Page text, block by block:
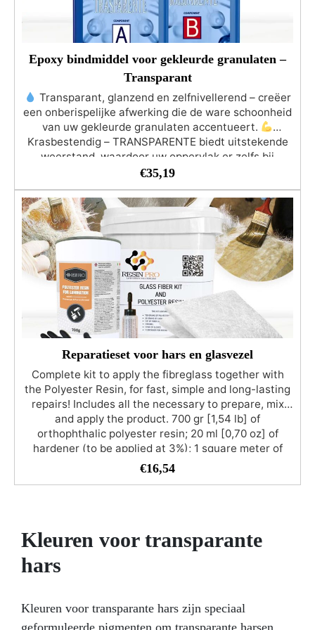
weersomstandigheden en buiten gebruikt worden.
Het kan worden gekleurd met een breed scala aan
ResinPro-kleuren en -pigmenten en kan, zodra het
uitgehard is, met elke gewenste kleur worden
geverfd!
Epoxy bindmiddel voor gekleurde granulaten –
Transparant
Transparant, glanzend en zelfnivellerend – creëer
een onberispelijke afwerking die de ware schoonheid
van uw gekleurde granulaten accentueert.
Krasbestendig – TRANSPARENTE biedt uitstekende
weerstand, waardoor uw oppervlak er zelfs bij
dagelijks gebruik als nieuw blijft uitzien. Duurzame
en robuuste afwerking.
Anti-bellen technologie –
Geen gedoe meer met luchtbellen! Onze
TRANSPARENTE epoxyhars heeft een lage
viscositeit, waardoor het mengsel zichzelf ontlucht
voor een perfect resultaat.
UV-bestendig – Geniet
van langdurige schoonheid! Ideaal als bindmiddel
voor warme (gele of rode) of donkere steentjes.
TRANSPARENTE is speciaal geformuleerd om
vergeling te voorkomen, zodat uw creaties levendig
en aantrekkelijk blijven.
Vragen? Als directe
fabrikant bieden wij professionele ondersteuning.
Voor deskundig advies en hulp, neem contact op met
ons toegewijde supportteam. Behaal professionele
resultaten op een eenvoudige en kosteneffectieve
manier en geef uw ruimtes een nieuwe uitstraling
met de doorlatende vloeren van ResinPro!
€35,19
Reparatieset voor hars en glasvezel
Complete kit to apply the fibreglass together with
the Polyester Resin, for fast, simple and long-lasting
repairs! Includes all the necessary to prepare, mix
and apply the product. 700 gr [1,54 lb] of
orthophthalic polyester resin; 20 ml [0,70 oz] of
hardener (to be applied at 3%); 1 square meter of
fibreglass MAT 300 gr /m2 [0,66 lb]; 1 brush for
application; 2 latex gloves; 1 instruction sheet; 1
fast and inexpensive product to make your repairs in
a professional way? We offer you this repair kit, in
which you will find everything you need for your
reinforcement and/or structural material. It consists
of a sheet of high-quality glass filaments, a polyester
€16,54
Kleuren voor transparante
hars
Kleuren voor transparante hars zijn speciaal